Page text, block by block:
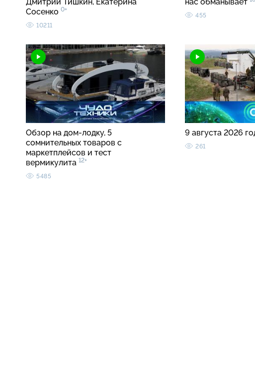
Сосенко 0+
10211
455
Обзор на дом-лодку, 5
сомнительных товаров с
маркетплейсов и тест
вермикулита 12+
5485
9 августа 2026
261